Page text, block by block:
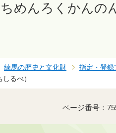
めんろくかんの
練馬の歴史と文化財
指定・登録
るべ）
ページ番号：